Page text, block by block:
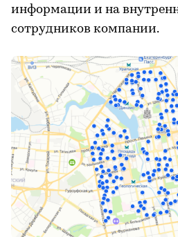
информации и на
сотрудников компании.